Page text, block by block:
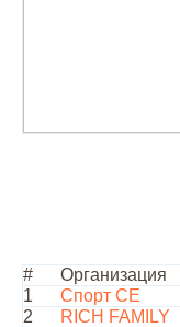
# Организация
1
Спорт СЕ
2
RICH FAMILY